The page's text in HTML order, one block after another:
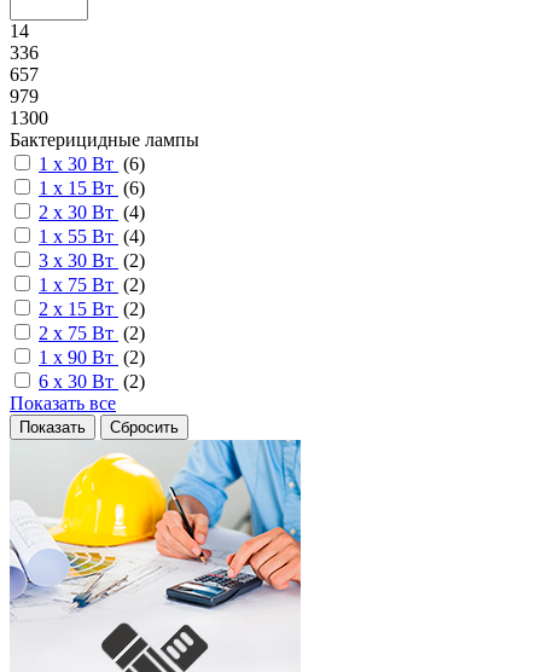
14
336
657
979
1300
Бактерицидные лампы
1 х 30 Вт (6)
1 х 15 Вт (6)
2 х 30 Вт (4)
1 х 55 Вт (4)
3 х 30 Вт (2)
1 х 75 Вт (2)
2 х 15 Вт (2)
2 х 75 Вт (2)
1 х 90 Вт (2)
6 х 30 Вт (2)
Показать все